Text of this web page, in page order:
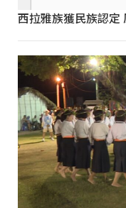
西拉雅族獲民族認定